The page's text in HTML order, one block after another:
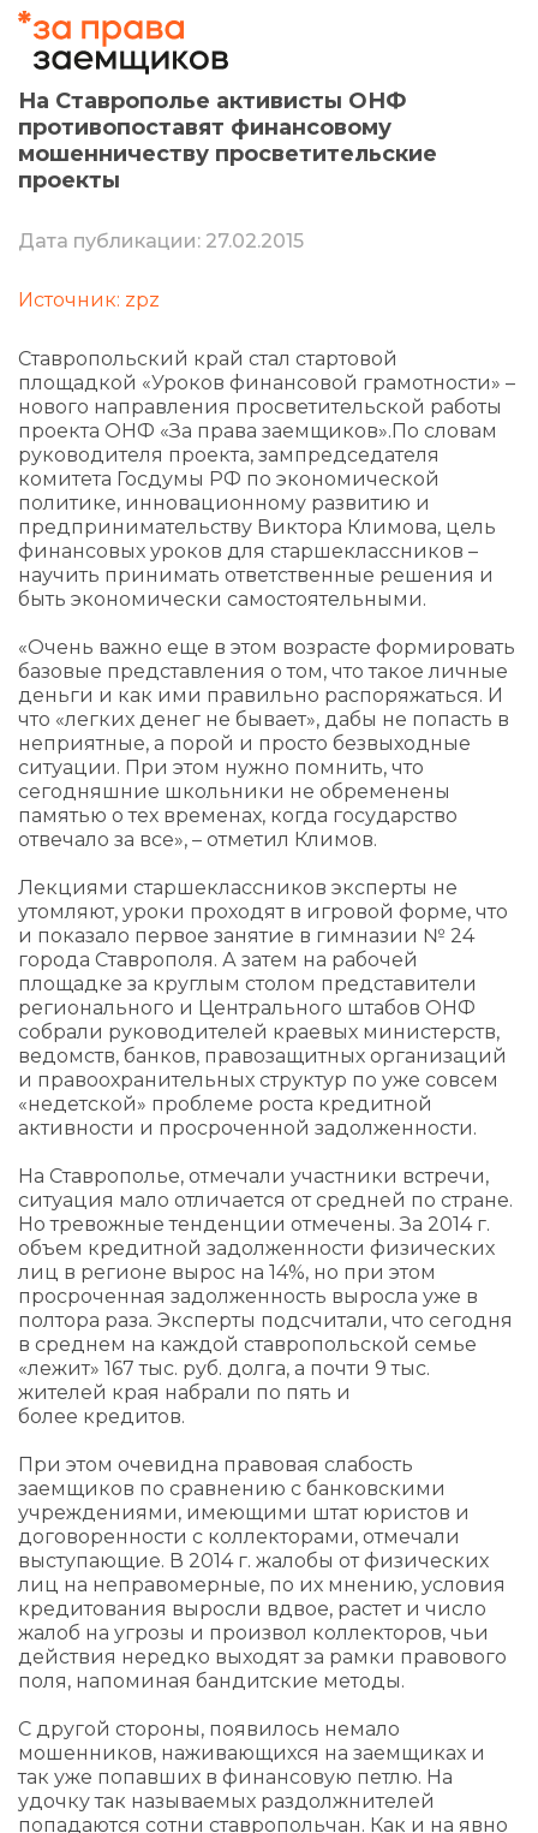
На Ставрополье активисты ОНФ
противопоставят финансовому
мошенничеству просветительские
проекты
Дата публикации: 27.02.2015
Источник: zpz
Ставропольский край стал стартовой
площадкой «Уроков финансовой грамотности» –
нового направления просветительской работы
проекта ОНФ «За права заемщиков».По словам
руководителя проекта, зампредседателя
комитета Госдумы РФ по экономической
политике, инновационному развитию и
предпринимательству Виктора Климова, цель
финансовых уроков для старшеклассников –
научить принимать ответственные решения и
быть экономически самостоятельными.
«Очень важно еще в этом возрасте формировать
базовые представления о том, что такое личные
деньги и как ими правильно распоряжаться. И
что «легких денег не бывает», дабы не попасть в
неприятные, а порой и просто безвыходные
ситуации. При этом нужно помнить, что
сегодняшние школьники не обременены
памятью о тех временах, когда государство
отвечало за все», – отметил Климов.
Лекциями старшеклассников эксперты не
утомляют, уроки проходят в игровой форме, что
и показало первое занятие в гимназии № 24
города Ставрополя. А затем на рабочей
площадке за круглым столом представители
регионального и Центрального штабов ОНФ
собрали руководителей краевых министерств,
ведомств, банков, правозащитных организаций
и правоохранительных структур по уже совсем
«недетской» проблеме роста кредитной
активности и просроченной задолженности.
На Ставрополье, отмечали участники встречи,
ситуация мало отличается от средней по стране.
Но тревожные тенденции отмечены. За 2014 г.
объем кредитной задолженности физических
лиц в регионе вырос на 14%, но при этом
просроченная задолженность выросла уже в
полтора раза. Эксперты подсчитали, что сегодня
в среднем на каждой ставропольской семье
«лежит» 167 тыс. руб. долга, а почти 9 тыс.
жителей края набрали по пять и
более кредитов.
При этом очевидна правовая слабость
заемщиков по сравнению с банковскими
учреждениями, имеющими штат юристов и
договоренности с коллекторами, отмечали
выступающие. В 2014 г. жалобы от физических
лиц на неправомерные, по их мнению, условия
кредитования выросли вдвое, растет и число
жалоб на угрозы и произвол коллекторов, чьи
действия нередко выходят за рамки правового
поля, напоминая бандитские методы.
С другой стороны, появилось немало
мошенников, наживающихся на заемщиках и
так уже попавших в финансовую петлю. На
удочку так называемых раздолжнителей
попадаются сотни ставропольчан. Как и на явно